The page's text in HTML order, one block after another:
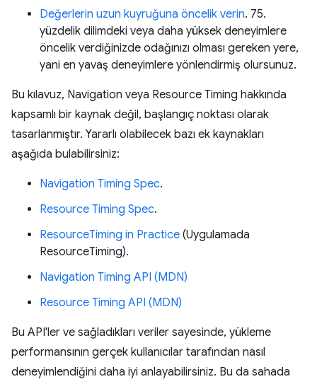
Değerlerin uzun kuyruğuna öncelik verin. 75.
yüzdelik dilimdeki veya daha yüksek deneyimlere
öncelik verdiğinizde odağınızı olması gereken yere,
yani en yavaş deneyimlere yönlendirmiş olursunuz.
Bu kılavuz, Navigation veya Resource Timing hakkında
kapsamlı bir kaynak değil, başlangıç noktası olarak
tasarlanmıştır. Yararlı olabilecek bazı ek kaynakları
aşağıda bulabilirsiniz:
Navigation Timing Spec.
Resource Timing Spec.
ResourceTiming in Practice (Uygulamada
ResourceTiming).
Navigation Timing API (MDN)
Resource Timing API (MDN)
Bu API'ler ve sağladıkları veriler sayesinde, yükleme
performansının gerçek kullanıcılar tarafından nasıl
deneyimlendiğini daha iyi anlayabilirsiniz. Bu da sahada